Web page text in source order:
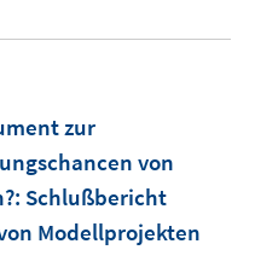
n
t
zur
von
: Schlußbericht
Modellprojekten